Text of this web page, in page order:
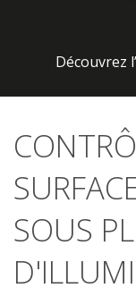
L'entreprise
Contact
Découvrez
Découvrez
SOUS